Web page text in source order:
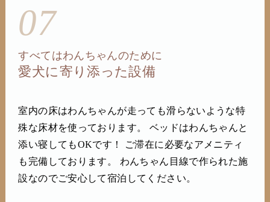
07
すべてはわんちゃんのために
愛犬に寄り添った設備
室内の床はわんちゃんが走っても滑らないような特
殊な床材を使っております。 ベッドはわんちゃんと
添い寝してもOKです！ ご滞在に必要なアメニティ
も完備しております。 わんちゃん目線で作られた施
設なのでご安心して宿泊してください。